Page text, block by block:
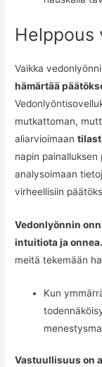
Helppous
Vaikka
hämärtää
mutkattoman,
aliarvioimaan
napin
analysoimaan
virheellisiin
Vedonlyönnin
intuitiota ja onnea.
meitä tekemään
Kun
Vastuullisuus on